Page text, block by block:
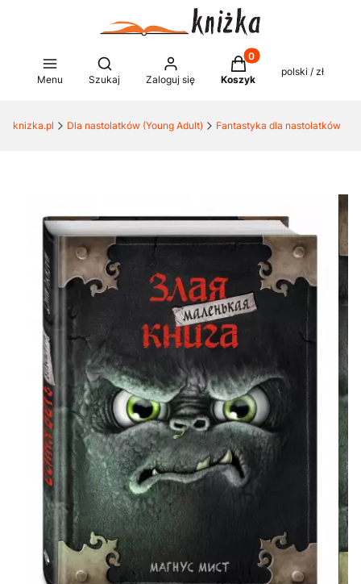
Menu
Otwórz wyszukiwarkę
Szukaj Zaloguj się
Produkty w koszyku:
Koszyk
polski / zł
knizka.pl Dla nastolatków (Young Adult) Fantastyka dla nastolatków